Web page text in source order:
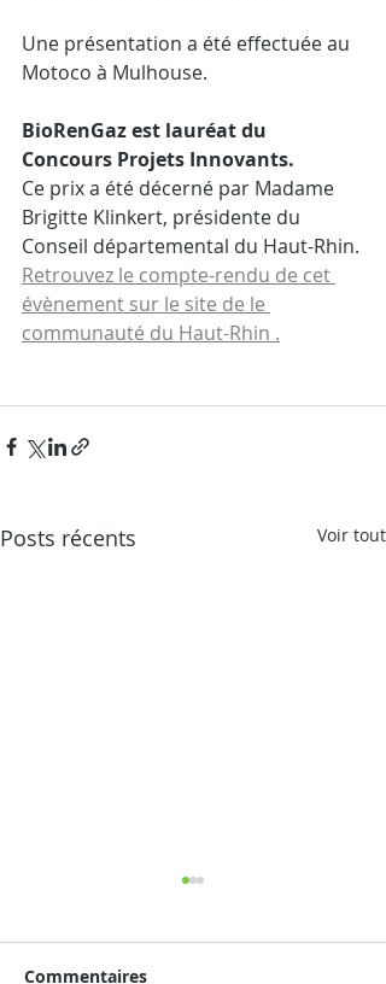
Une présentation a été effectuée au
Motoco à Mulhouse.
BioRenGaz est lauréat du
Concours Projets Innovants.
Ce prix a été décerné par Madame
Brigitte Klinkert, présidente du
Conseil départemental du Haut-Rhin.
Retrouvez le compte-rendu de cet
évènement sur le site de le
communauté du Haut-Rhin .
Posts récents Voir tout
Commentaires